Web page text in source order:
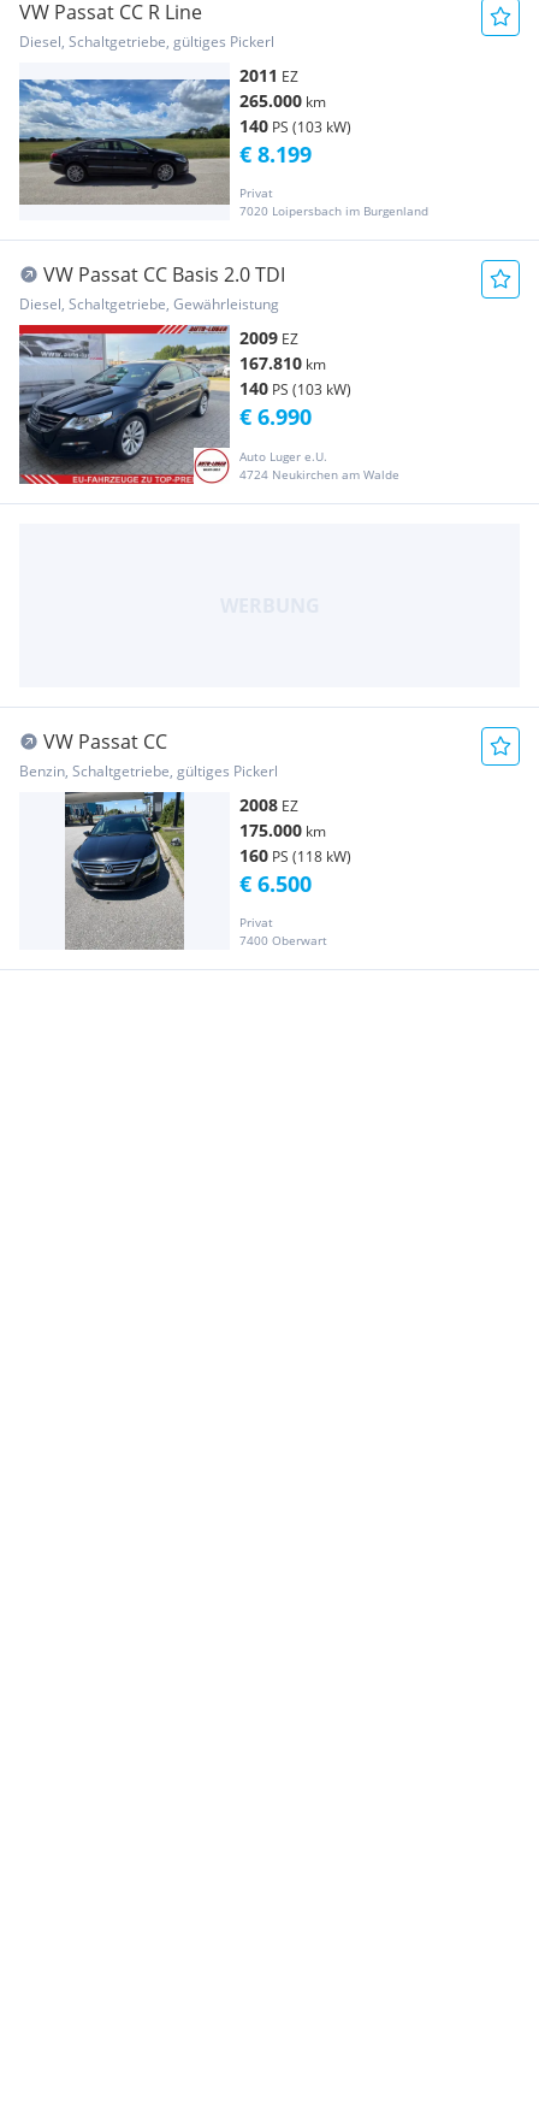
VW Passat CC R Line
Diesel, Schaltgetriebe, gültiges Pickerl
2011 EZ
265.000 km
140 PS (103 kW)
Privat
7020 Loipersbach im Burgenland
€ 8.199
VW Passat CC Basis 2.0 TDI
Diesel, Schaltgetriebe, Gewährleistung
2009 EZ
167.810 km
140 PS (103 kW)
Auto Luger e.U.
4724 Neukirchen am Walde
€ 6.990
VW Passat CC
Benzin, Schaltgetriebe, gültiges Pickerl
2008 EZ
175.000 km
160 PS (118 kW)
Privat
7400 Oberwart
€ 6.500